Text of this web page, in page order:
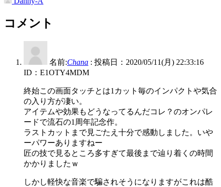
コメント
名前:Chana : 投稿日：2020/05/11(月) 22:33:16
ID：E1OTY4MDM
終始この画面タッチとは1カット毎のインパクトや気合
の入り方が凄い。
アイテムや効果もどうなってるんだコレ？のオンパレ
ードで流石の1周年記念作。
ラストカットまで見ごたえ十分で感動しました。いや
ーパワーありますねー
匠の技で見るところ多すぎて最後まで辿り着くの時間
かかりましたｗ
しかし軽快な音楽で騙されそうになりますがこれは酷